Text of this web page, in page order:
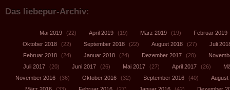
Das liebepur-Archiv:
Mai 2019 (22) April 2019 (19) März 2019 (19) Februar 2019
Oktober 2018
(22) September 2018 (22) August 2018 (27)
Juli
Februar 2018
(24) Januar 2018 (24) Dezember 2017 (20)
Juli 2017
(20) Juni 2017 (26) Mai 2017 (27) April 2017 (26)
November 2016
(36) Oktober 2016 (32) September 2016 (40)
August